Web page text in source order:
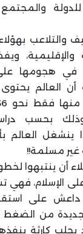
والتلاعب
في هجومها
بحسب
فلماذا ينشغل
أن ينتبهوا
الإسلام،
على
جديدة من الضغط
كارثة